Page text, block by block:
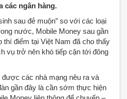
các ngân hàng.
sau đẻ muộn” so với các loại
nước, Mobile Money sau gần
điểm tại Việt Nam đã cho thấy
vụ trở nên khó tiếp cận tới đông
các nhà mạng nêu ra và
gần đây là cần sớm thực hiện